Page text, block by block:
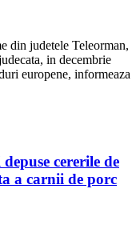
din judetele Teleorman,
in decembrie
europene, informeaza
cererile de
a carnii de porc